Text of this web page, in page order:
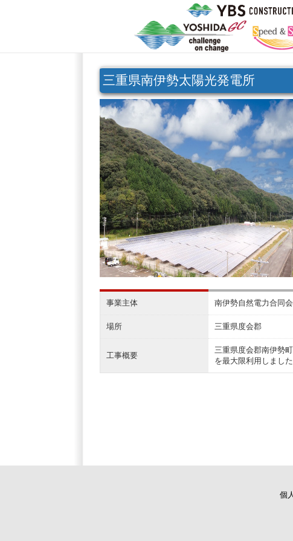
三重県南伊勢太陽光発電所
事業主体 南伊勢自然電力合同
場所 三重県度会郡
工事概要
三重県度会郡南伊勢
を最大限利用しました
個